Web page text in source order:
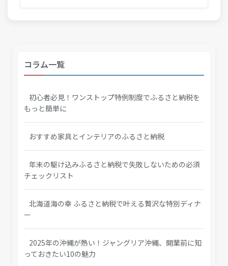
コラム一覧
初心者必見！ワンストップ特例制度でふるさと納税を
もっと簡単に
おすすめ家具とインテリアのふるさと納税
年末の駆け込みふるさと納税で失敗しないための必須
チェックリスト
北海道海の幸 ふるさと納税で叶える贅沢な特別ディナ
ー
2025年の沖縄が熱い！ジャングリア沖縄、開業前に知
っておきたい10の魅力